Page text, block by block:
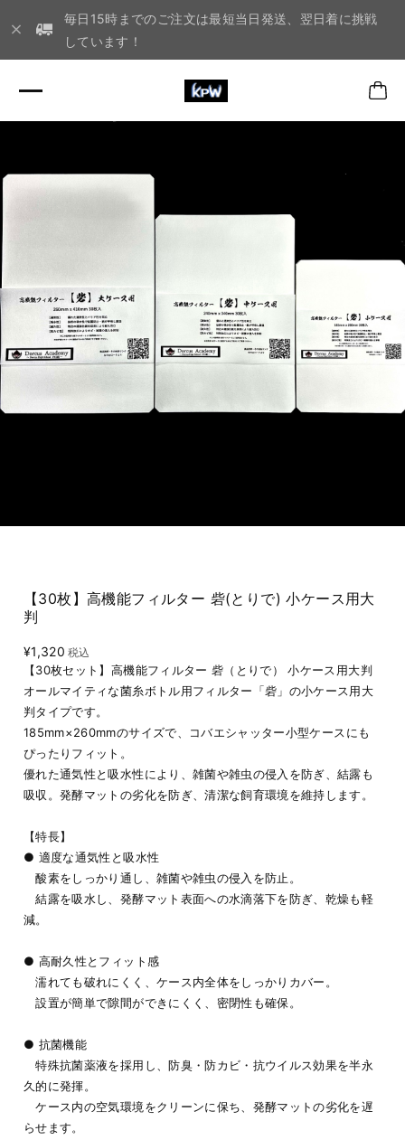
毎日15時までのご注文は最短当日発送、翌日着に挑戦
しています！
【30枚】高機能フィルター 砦(とりで) 小ケース用大
判
¥1,320 税込
【30枚セット】高機能フィルター 砦（とりで） 小ケース用大判
オールマイティな菌糸ボトル用フィルター「砦」の小ケース用大
判タイプです。
185mm×260mmのサイズで、コバエシャッター小型ケースにも
ぴったりフィット。
優れた通気性と吸水性により、雑菌や雑虫の侵入を防ぎ、結露も
吸収。発酵マットの劣化を防ぎ、清潔な飼育環境を維持します。
【特長】
● 適度な通気性と吸水性
酸素をしっかり通し、雑菌や雑虫の侵入を防止。
結露を吸水し、発酵マット表面への水滴落下を防ぎ、乾燥も軽
減。
● 高耐久性とフィット感
濡れても破れにくく、ケース内全体をしっかりカバー。
設置が簡単で隙間ができにくく、密閉性も確保。
● 抗菌機能
特殊抗菌薬液を採用し、防臭・防カビ・抗ウイルス効果を半永
久的に発揮。
ケース内の空気環境をクリーンに保ち、発酵マットの劣化を遅
らせます。